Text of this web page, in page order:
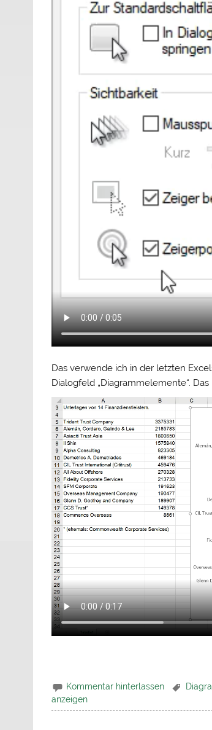
Das verwende ich in der letzten
Dialogfeld „Diagrammelemente“. Das
Kommentar hinterlassen
anzeigen